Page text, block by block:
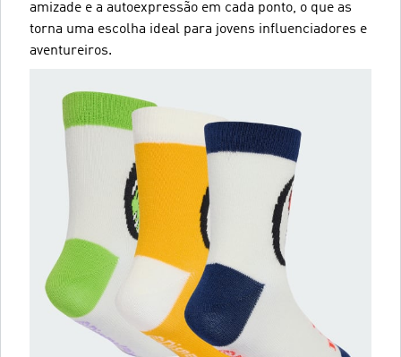
amizade e a autoexpressão em cada ponto, o que as
torna uma escolha ideal para jovens influenciadores e
aventureiros.